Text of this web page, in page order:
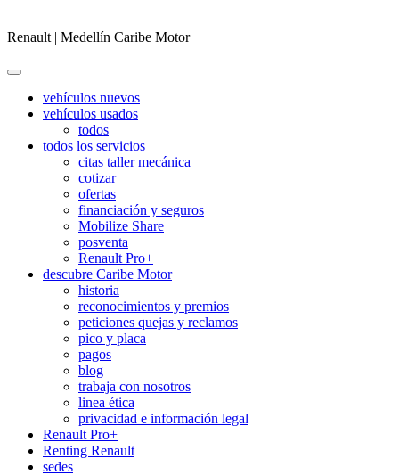
Renault | Medellín Caribe Motor
vehículos nuevos
vehículos usados
todos
todos los servicios
citas taller mecánica
cotizar
ofertas
financiación y seguros
Mobilize Share
posventa
Renault Pro+
descubre Caribe Motor
historia
reconocimientos y premios
peticiones quejas y reclamos
pico y placa
pagos
blog
trabaja con nosotros
linea ética
privacidad e información legal
Renault Pro+
Renting Renault
sedes